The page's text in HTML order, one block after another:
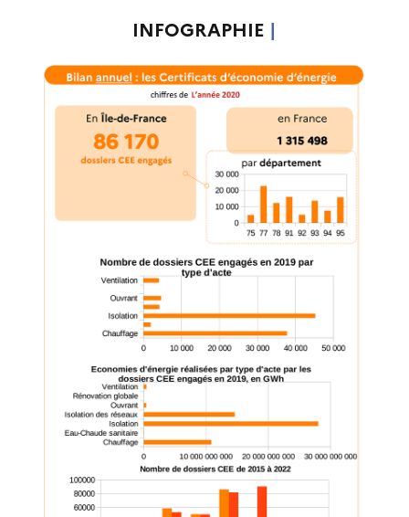
INFOGRAPHIE |